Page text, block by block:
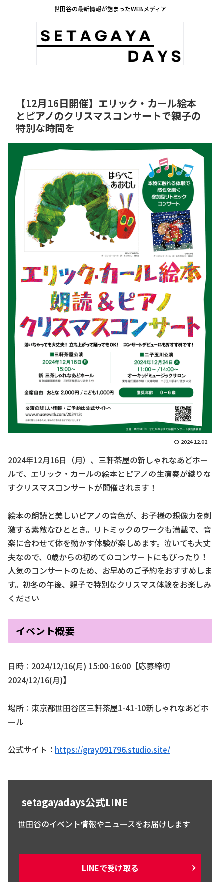
世田谷の最新情報が詰まったWEBメディア
【12月16日開催】エリック・カール絵本
とピアノのクリスマスコンサートで親子の
特別な時間を
2024.12.02
2024年12月16日（月）、三軒茶屋の新しゃれなあどホー
ルで、エリック・カールの絵本とピアノの生演奏が織りな
すクリスマスコンサートが開催されます！
絵本の朗読と美しいピアノの音色が、お子様の想像力を刺
激する素敵なひととき。リトミックのワークも満載で、音
楽に合わせて体を動かす体験が楽しめます。泣いても大丈
夫なので、0歳からの初めてのコンサートにもぴったり！
人気のコンサートのため、お早めのご予約をおすすめしま
す。初冬の午後、親子で特別なクリスマス体験をお楽しみ
ください
イベント概要
日時：2024/12/16(月) 15:00-16:00【応募締切
2024/12/16(月)】
場所：東京都世田谷区三軒茶屋1-41-10新しゃれなあどホ
ール
公式サイト： https://gray091796.studio.site/
setagayadays公式LINE
世田谷のイベント情報やニュースをお届けします
LINEで受け取る